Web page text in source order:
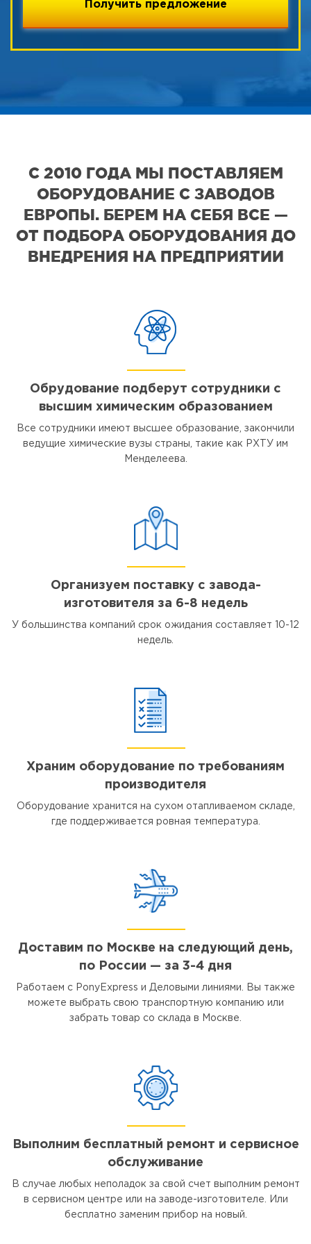
С 2010 ГОДА МЫ ПОСТАВЛЯЕМ
ОБОРУДОВАНИЕ С ЗАВОДОВ
ЕВРОПЫ. БЕРЕМ НА СЕБЯ ВСЕ —
ОТ ПОДБОРА ОБОРУДОВАНИЯ ДО
ВНЕДРЕНИЯ НА ПРЕДПРИЯТИИ
Обрудование подберут сотрудники с
высшим химическим образованием
Все сотрудники имеют высшее образование, закончили
ведущие химические вузы страны, такие как РХТУ им
Менделеева.
Организуем поставку с завода-
изготовителя за 6-8 недель
У большинства компаний срок ожидания составляет 10-12
недель.
Храним оборудование по требованиям
производителя
Оборудование хранится на сухом отапливаемом складе,
где поддерживается ровная температура.
Доставим по Москве на следующий день,
по России — за 3-4 дня
Работаем с PonyExpress и Деловыми линиями. Вы также
можете выбрать свою транспортную компанию или
забрать товар со склада в Москве.
Выполним бесплатный ремонт и сервисное
обслуживание
В случае любых неполадок за свой счет выполним ремонт
в сервисном центре или на заводе-изготовителе. Или
бесплатно заменим прибор на новый.